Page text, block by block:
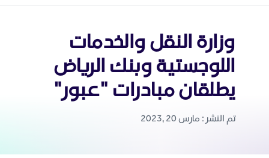
وزارة النقل والخدمات
اللوجستية وبنك الرياض
يطلقان مبادرات "عبور"
تم النشر : مارس 20 ,2023